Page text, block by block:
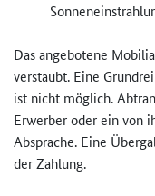
Das angebotene
verstaubt. Eine
ist nicht möglich.
Erwerber oder ein von
Absprache. Eine
der Zahlung.